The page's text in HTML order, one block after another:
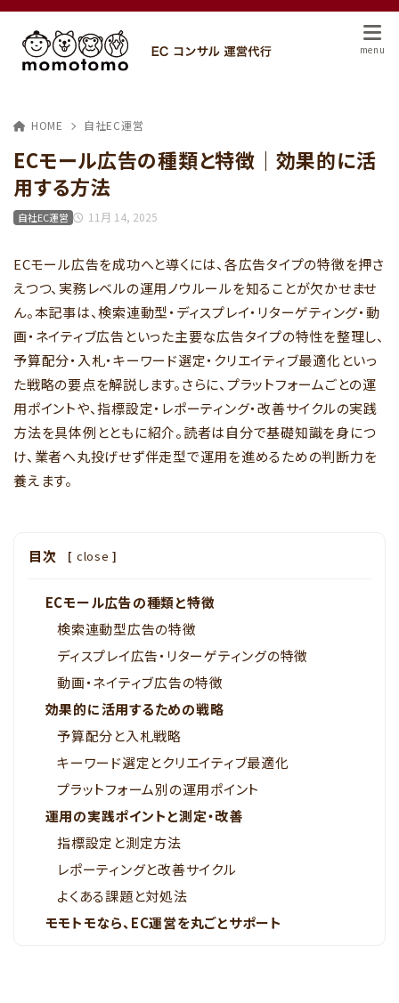
HOME 自社EC運営
ECモール広告の種類と特徴｜効果的に活
用する方法
11月 14, 2025
自社EC運営
ECモール広告を成功へと導くには、各広告タイプの特徴を押さ
えつつ、実務レベルの運用ノウルールを知ることが欠かせませ
ん。本記事は、検索連動型・ディスプレイ・リターゲティング・動
画・ネイティブ広告といった主要な広告タイプの特性を整理し、
予算配分・入札・キーワード選定・クリエイティブ最適化といっ
た戦略の要点を解説します。さらに、プラットフォームごとの運
用ポイントや、指標設定・レポーティング・改善サイクルの実践
方法を具体例とともに紹介。読者は自分で基礎知識を身につ
け、業者へ丸投げせず伴走型で運用を進めるための判断力を
養えます。
目次 [ close ]
ECモール広告の種類と特徴
検索連動型広告の特徴
ディスプレイ広告・リターゲティングの特徴
動画・ネイティブ広告の特徴
効果的に活用するための戦略
予算配分と入札戦略
キーワード選定とクリエイティブ最適化
プラットフォーム別の運用ポイント
運用の実践ポイントと測定・改善
指標設定と測定方法
レポーティングと改善サイクル
よくある課題と対処法
モモトモなら、EC運営を丸ごとサポート